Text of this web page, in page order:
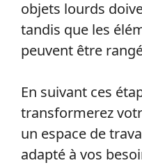
objets lourds
tandis que les
peuvent être
En suivant ces
transformerez
un espace de
adapté à vos